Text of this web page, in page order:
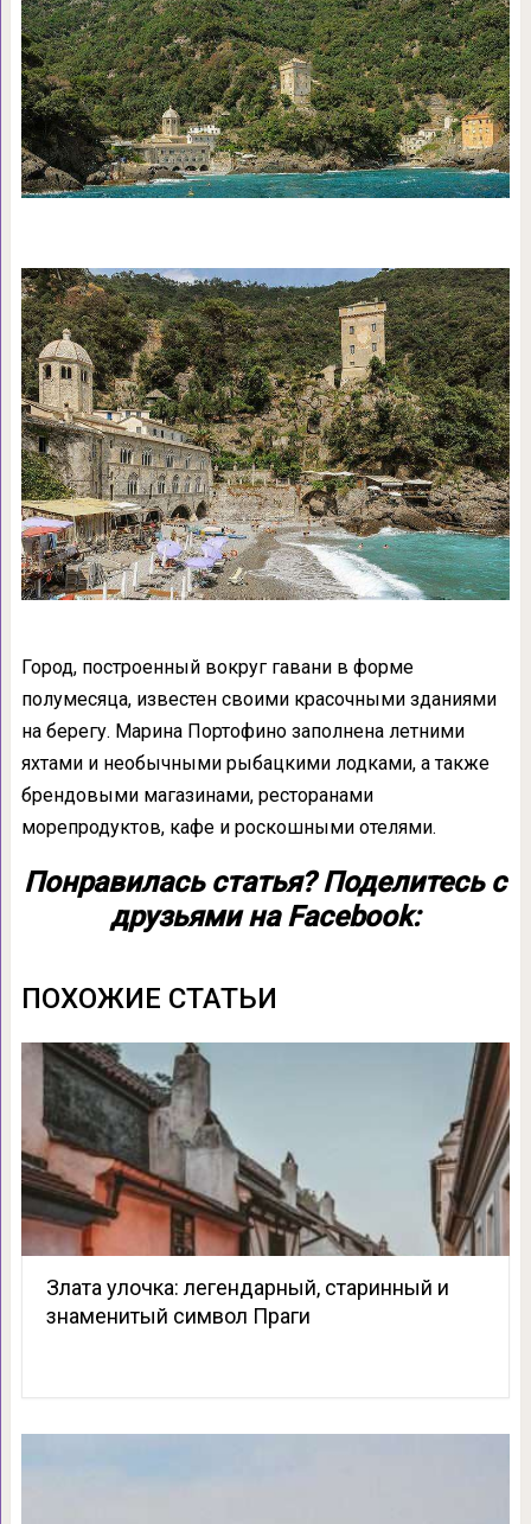
Город, построенный вокруг гавани в форме
полумесяца, известен своими красочными зданиями
на берегу. Марина Портофино заполнена летними
яхтами и необычными рыбацкими лодками, а также
брендовыми магазинами, ресторанами
морепродуктов, кафе и роскошными отелями.
Понравилась статья? Поделитесь с
друзьями на Facebook:
ПОХОЖИЕ СТАТЬИ
Злата улочка: легендарный, старинный и
знаменитый символ Праги